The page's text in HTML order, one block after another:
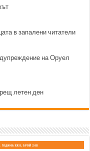
в запалени читатели
на Оруел
летен ден